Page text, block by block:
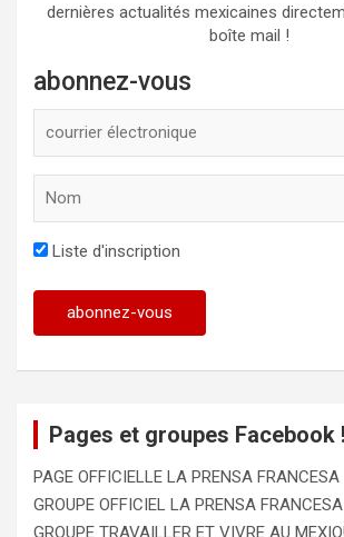
dernières actualités mexicaines
boîte mail !
abonnez-vous
Liste d'inscription
Pages et groupes Facebook !
PAGE OFFICIELLE LA PRENSA FRANCESA
GROUPE OFFICIEL LA PRENSA FRANCESA
GROUPE TRAVAILLER ET VIVRE AU